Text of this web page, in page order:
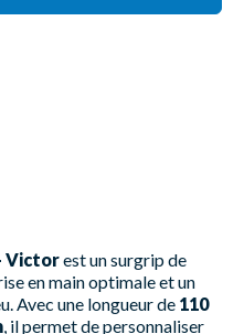
Victorest un surgrip de
en main optimale et un
Avec une longueur de 110
, il permet de personnaliser